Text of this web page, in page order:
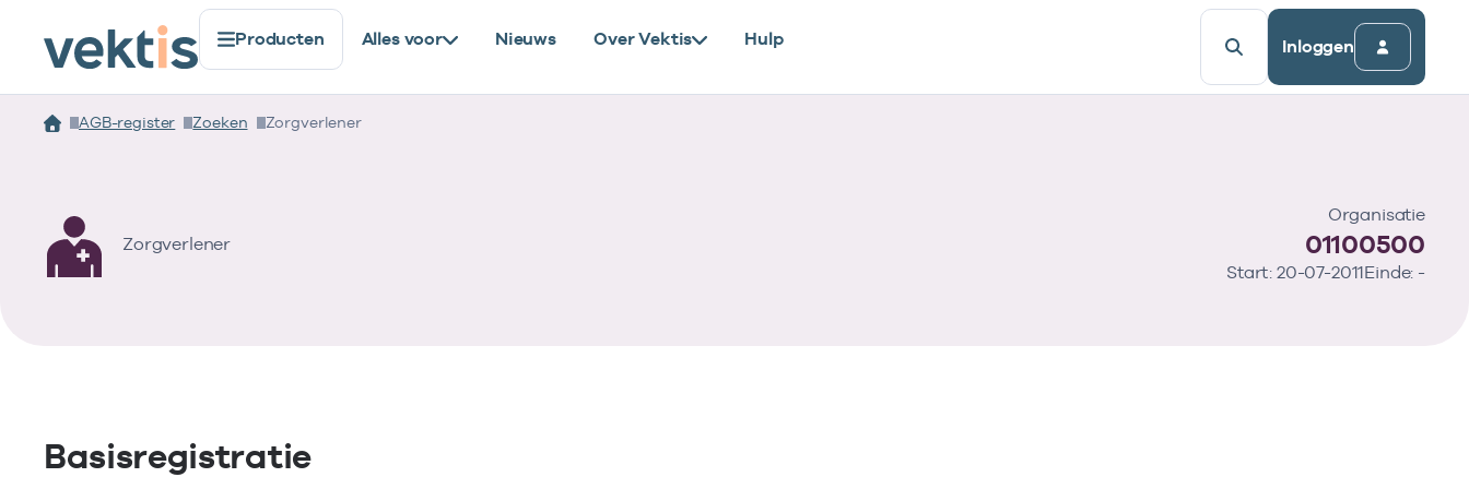
Producten Alles voor Nieuws Over Vektis Hulp Inloggen
AGB-register Zoeken Zorgverlener
Zorgverlener
Organisatie
01100500
Start: 20-07-2011Einde: -
Basisregistratie